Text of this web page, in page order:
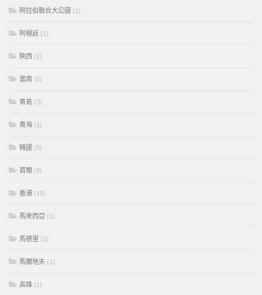
阿拉伯聯合大公國 (1)
阿根廷 (1)
陝西 (1)
雲南 (6)
青島 (3)
青海 (1)
韓國 (8)
首爾 (6)
香港 (18)
馬來西亞 (1)
馬德里 (1)
馬爾地夫 (1)
高雄 (1)